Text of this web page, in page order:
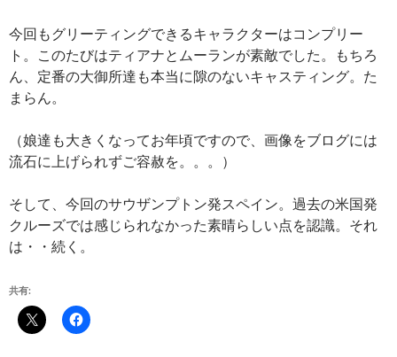
今回もグリーティングできるキャラクターはコンプリー
ト。このたびはティアナとムーランが素敵でした。もちろ
ん、定番の大御所達も本当に隙のないキャスティング。た
まらん。
（娘達も大きくなってお年頃ですので、画像をブログには
流石に上げられずご容赦を。。。）
そして、今回のサウザンプトン発スペイン。過去の米国発
クルーズでは感じられなかった素晴らしい点を認識。それ
は・・続く。
共有: